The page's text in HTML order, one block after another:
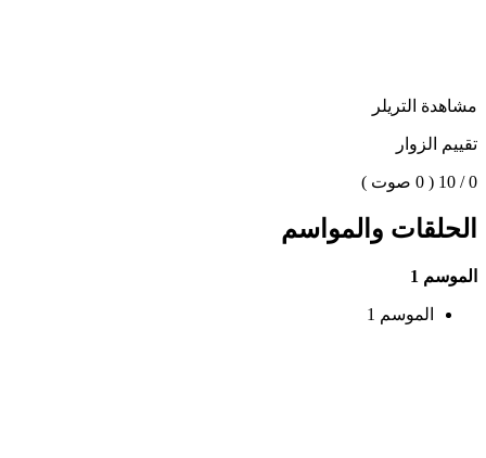
مشاهدة التريلر
تقييم الزوار
0 / 10 ( 0 صوت )
الحلقات والمواسم
الموسم 1
الموسم 1